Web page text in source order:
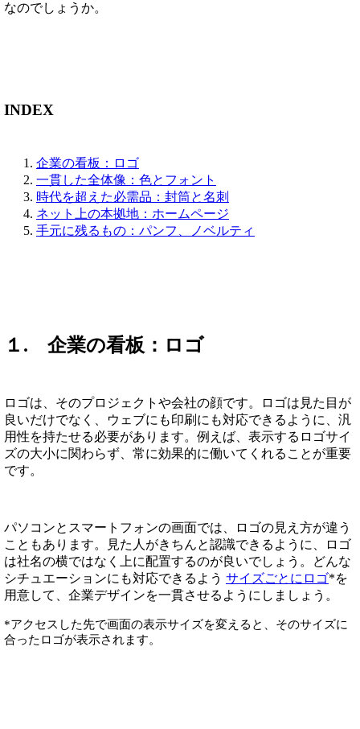
なのでしょうか。
INDEX
企業の看板：ロゴ
一貫した全体像：色とフォント
時代を超えた必需品：封筒と名刺
ネット上の本拠地：ホームページ
手元に残るもの：パンフ、ノベルティ
１. 企業の看板：ロゴ
ロゴは、そのプロジェクトや会社の顔です。ロゴは見た目が
良いだけでなく、ウェブにも印刷にも対応できるように、汎
用性を持たせる必要があります。例えば、表示するロゴサイ
ズの大小に関わらず、常に効果的に働いてくれることが重要
です。
パソコンとスマートフォンの画面では、ロゴの見え方が違う
こともあります。見た人がきちんと認識できるように、ロゴ
は社名の横ではなく上に配置するのが良いでしょう。どんな
シチュエーションにも対応できるよう サイズごとにロゴ*を
用意して、企業デザインを一貫させるようにしましょう。
*アクセスした先で画面の表示サイズを変えると、そのサイズに
合ったロゴが表示されます。